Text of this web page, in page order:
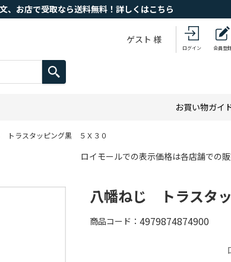
、お店で受取なら送料無料！詳しくはこちら
ゲスト 様
ログイン 会員登
お買い物ガイ
トラスタッピング黒 ５Ｘ３０
ロイモールでの表示価格は各店舗での
八幡ねじ トラスタ
商品コード 4979874874900